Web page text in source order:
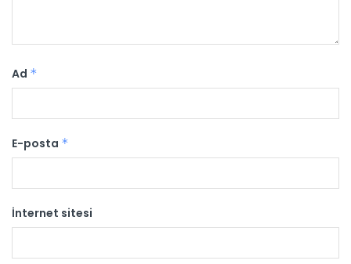
Ad *
E-posta *
İnternet sitesi